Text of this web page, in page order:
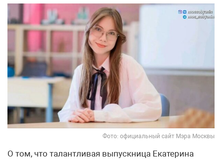
Фото: официальный сайт Мэра Москвы
О том, что талантливая выпускница Екатерина